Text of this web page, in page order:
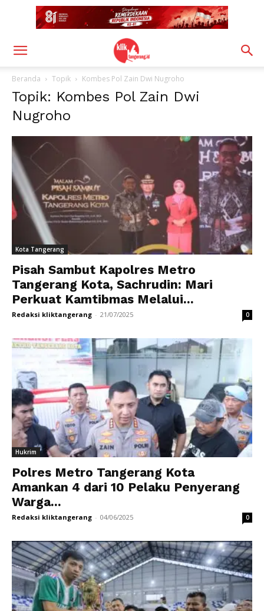
Beranda Topik Kombes Pol Zain Dwi Nugroho
Topik: Kombes Pol Zain Dwi
Nugroho
Kota Tangerang
Pisah Sambut Kapolres Metro
Tangerang Kota, Sachrudin: Mari
Perkuat Kamtibmas Melalui...
Redaksi kliktangerang - 21/07/2025 0
Hukrim
Polres Metro Tangerang Kota
Amankan 4 dari 10 Pelaku Penyerang
Warga...
Redaksi kliktangerang - 04/06/2025 0